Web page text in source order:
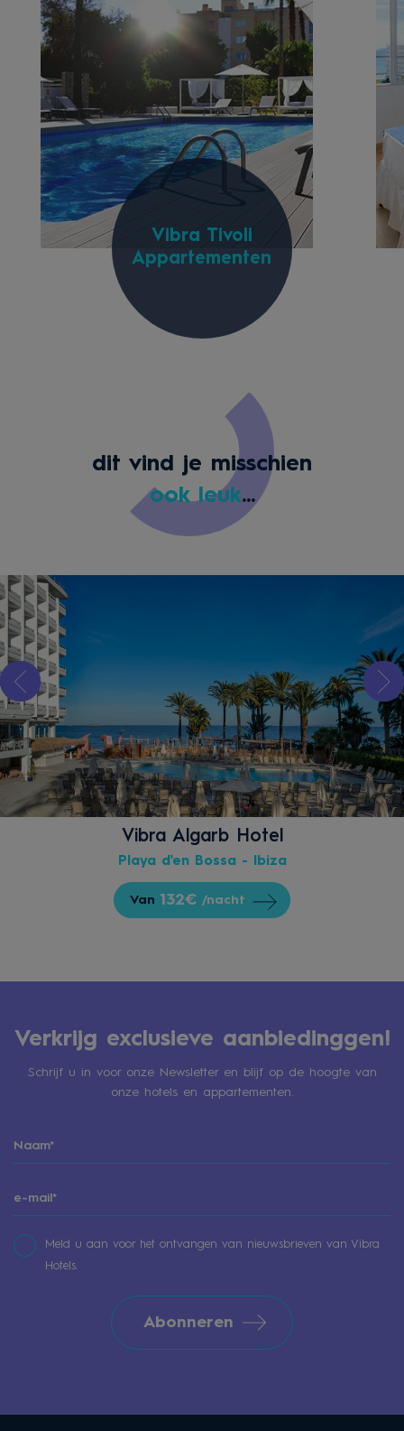
Vibra Tivoli
Appartementen
dit vind je misschien
ook leuk...
Vibra Algarb Hotel
Playa d'en Bossa - Ibiza
Van 132€ /nacht
Verkrijg exclusieve aanbiedinggen!
Schrijf u in voor onze Newsletter en blijf op de hoogte van
onze hotels en appartementen.
Meld u aan voor het ontvangen van nieuwsbrieven van Vibra
Hotels.
Abonneren